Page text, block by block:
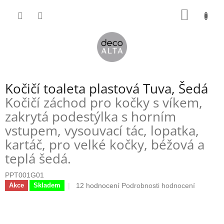
Kočičí toaleta plastová Tuva, Šedá
Kočičí záchod pro kočky s víkem,
zakrytá podestýlka s horním
vstupem, vysouvací tác, lopatka,
kartáč, pro velké kočky, béžová a
teplá šedá.
PPT001G01
Akce Skladem
Průměrné
12 hodnocení Podrobnosti hodnocení